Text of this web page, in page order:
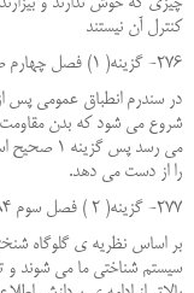
کنترل آن نیستند
276- گزینه( 1) فصل چهارم صفحه 132
در سندرم انطباق عمومی پس
شروع می شود که بدن مقاومت
می رسد پس
را از دست می دهد.
277- گزینه( 2 ) فصل سوم 84
بر اساس نظریه ی گلوگاه
سیستم شناختی ما می شوند و